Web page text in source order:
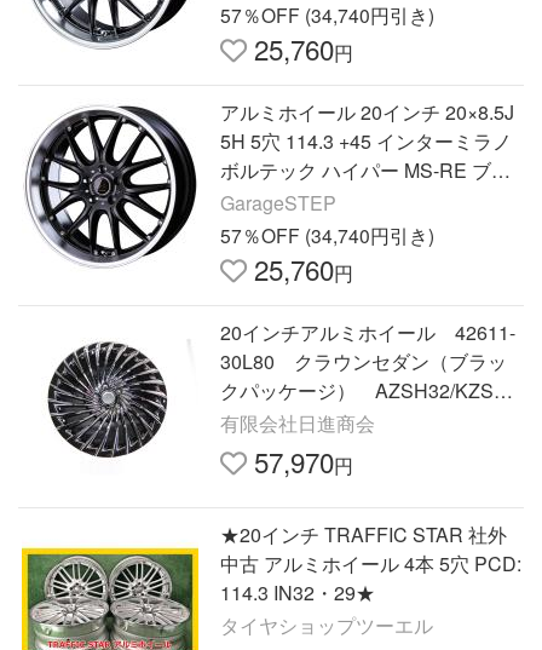
57％OFF (34,740円引き)
25,760円
アルミホイール 20インチ 20×8.5J
5H 5穴 114.3 +45 インターミラノ
ボルテック ハイパー MS-RE ブラ
ックリムポリッシュ
GarageSTEP
57％OFF (34,740円引き)
25,760円
20インチアルミホイール 42611-
30L80 クラウンセダン（ブラッ
クパッケージ） AZSH32/KZSM3
0 納期目安約10営業日 トヨタ純
正部品
有限会社日進商会
57,970円
★20インチ TRAFFIC STAR 社外
中古 アルミホイール 4本 5穴 PCD:
114.3 IN32・29★
タイヤショップツーエル